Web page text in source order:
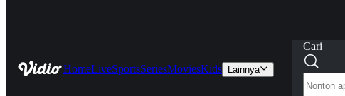
HomeLiveSportsSeriesMoviesKids Lainnya
Cari